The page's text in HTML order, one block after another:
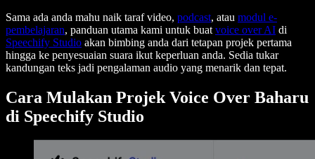
Sama ada anda mahu naik taraf video, podcast, atau modul e-
pembelajaran, panduan utama kami untuk buat voice over AI di
Speechify Studio akan bimbing anda dari tetapan projek pertama
hingga ke penyesuaian suara ikut keperluan anda. Sedia tukar
kandungan teks jadi pengalaman audio yang menarik dan tepat.
Cara Mulakan Projek Voice Over Baharu
di Speechify Studio